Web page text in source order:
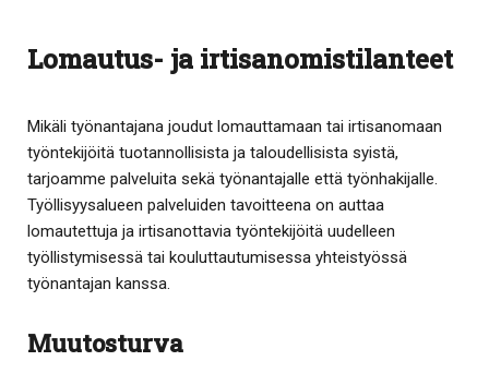
Lomautus- ja irtisanomistilanteet
Mikäli työnantajana joudut lomauttamaan tai irtisanomaan
työntekijöitä tuotannollisista ja taloudellisista syistä,
tarjoamme palveluita sekä työnantajalle että työnhakijalle.
Työllisyysalueen palveluiden tavoitteena on auttaa
lomautettuja ja irtisanottavia työntekijöitä uudelleen
työllistymisessä tai kouluttautumisessa yhteistyössä
työnantajan kanssa.
Muutosturva